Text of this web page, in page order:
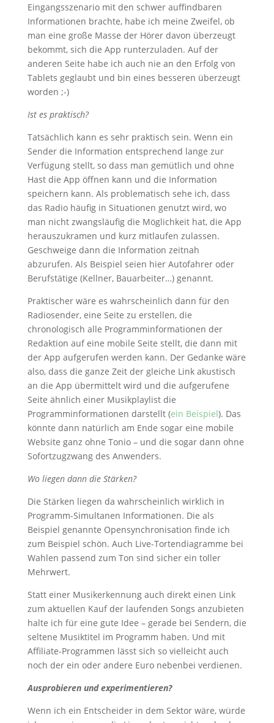
Eingangsszenario mit den schwer auffindbaren
Informationen brachte, habe ich meine Zweifel, ob
man eine große Masse der Hörer davon überzeugt
bekommt, sich die App runterzuladen. Auf der
anderen Seite habe ich auch nie an den Erfolg von
Tablets geglaubt und bin eines besseren überzeugt
worden ;-)
Ist es praktisch?
Tatsächlich kann es sehr praktisch sein. Wenn ein
Sender die Information entsprechend lange zur
Verfügung stellt, so dass man gemütlich und ohne
Hast die App öffnen kann und die Information
speichern kann. Als problematisch sehe ich, dass
das Radio häufig in Situationen genutzt wird, wo
man nicht zwangsläufig die Möglichkeit hat, die App
herauszukramen und kurz mitlaufen zulassen.
Geschweige dann die Information zeitnah
abzurufen. Als Beispiel seien hier Autofahrer oder
Berufstätige (Kellner, Bauarbeiter…) genannt.
Praktischer wäre es wahrscheinlich dann für den
Radiosender, eine Seite zu erstellen, die
chronologisch alle Programminformationen der
Redaktion auf eine mobile Seite stellt, die dann mit
der App aufgerufen werden kann. Der Gedanke wäre
also, dass die ganze Zeit der gleiche Link akustisch
an die App übermittelt wird und die aufgerufene
Seite ähnlich einer Musikplaylist die
Programminformationen darstellt (ein Beispiel). Das
könnte dann natürlich am Ende sogar eine mobile
Website ganz ohne Tonio – und die sogar dann ohne
Sofortzugzwang des Anwenders.
Wo liegen dann die Stärken?
Die Stärken liegen da wahrscheinlich wirklich in
Programm-Simultanen Informationen. Die als
Beispiel genannte Opensynchronisation finde ich
zum Beispiel schön. Auch Live-Tortendiagramme bei
Wahlen passend zum Ton sind sicher ein toller
Mehrwert.
Statt einer Musikerkennung auch direkt einen Link
zum aktuellen Kauf der laufenden Songs anzubieten
halte ich für eine gute Idee – gerade bei Sendern, die
seltene Musiktitel im Programm haben. Und mit
Affiliate-Programmen lässt sich so vielleicht auch
noch der ein oder andere Euro nebenbei verdienen.
Ausprobieren und experimentieren?
Wenn ich ein Entscheider in dem Sektor wäre, würde